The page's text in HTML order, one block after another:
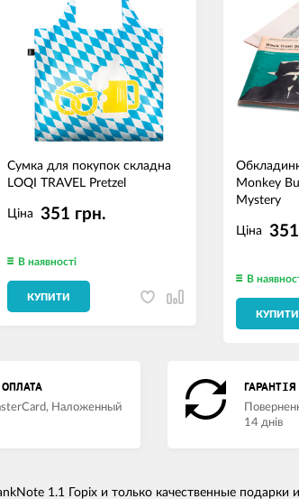
Сумка для покупок складна
LOQI TRAVEL Pretzel
Ціна351 грн.
В наявності
КУПИТИ
Monkey
Mystery
Ціна
В
КУПИТИ
Наложенный
14 днів
1.1 Горіх и только качественные подарки